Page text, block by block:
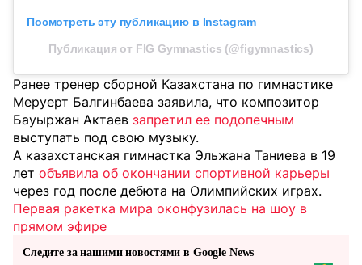
Посмотреть эту публикацию в Instagram
Публикация от FIG Gymnastics (@figymnastics)
Ранее тренер сборной Казахстана по гимнастике
Меруерт Балгинбаева заявила, что композитор
Бауыржан Актаев запретил ее подопечным
выступать под свою музыку.
А казахстанская гимнастка Эльжана Таниева в 19
лет объявила об окончании спортивной карьеры
через год после дебюта на Олимпийских играх.
Первая ракетка мира оконфузилась на шоу в
прямом эфире
Следите за нашими новостями в Google News